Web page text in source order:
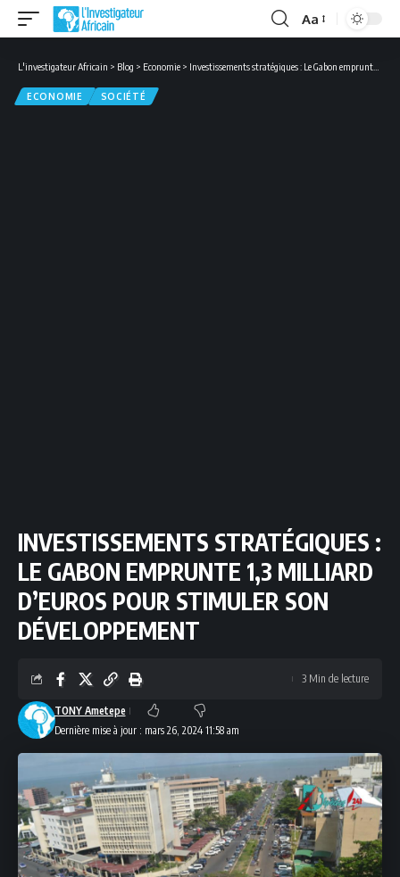
Font
Aa
L'investigateur Africain > Blog > Economie > Investissements stratégiques : Le Gabon emprunte 1,3 milliard d’euros pour stimuler son développement
ECONOMIE SOCIÉTÉ
INVESTISSEMENTS STRATÉGIQUES :
LE GABON EMPRUNTE 1,3 MILLIARD
D’EUROS POUR STIMULER SON
DÉVELOPPEMENT
Dernière mise à jour : mars 26, 2024 11:58 am
TONY Ametepe
3 Min de lecture